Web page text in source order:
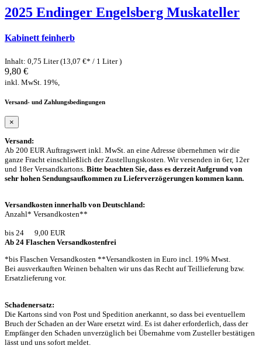
2025 Endinger Engelsberg Muskateller
Kabinett feinherb
Inhalt: 0,75 Liter (13,07 €* / 1 Liter )
9,80 €
inkl. MwSt. 19%,
Versand- und Zahlungsbedingungen
×
Versand:
Ab 200 EUR Auftragswert inkl. MwSt. an eine Adresse übernehmen wir die
ganze Fracht einschließlich der Zustellungskosten. Wir versenden in 6er, 12er
und 18er Versandkartons. Bitte beachten Sie, dass es derzeit Aufgrund von
sehr hohen Sendungsaufkommen zu Lieferverzögerungen kommen kann.
Versandkosten innerhalb von Deutschland:
Anzahl* Versandkosten**
bis 24 9,00 EUR
Ab 24 Flaschen Versandkostenfrei
*bis Flaschen Versandkosten **Versandkosten in Euro incl. 19% Mwst.
Bei ausverkauften Weinen behalten wir uns das Recht auf Teillieferung bzw.
Ersatzlieferung vor.
Schadenersatz:
Die Kartons sind von Post und Spedition anerkannt, so dass bei eventuellem
Bruch der Schaden an der Ware ersetzt wird. Es ist daher erforderlich, dass der
Empfänger den Schaden unverzüglich bei Übernahme vom Zusteller bestätigen
lässt und uns sofort meldet.